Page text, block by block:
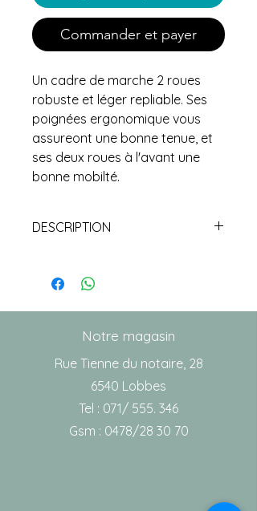
Commander et payer
Un cadre de marche 2 roues
robuste et léger repliable. Ses
poignées ergonomique vous
assureont une bonne tenue, et
ses deux roues à l'avant une
bonne mobilté.
DESCRIPTION
CARACTÉRISTIQUES :
Longueur totale : 53cm
Poignées réglables en
hauteur : 76 - 93 cm
Hauteur siège : 51cm
Largeur siège : 40 cm
Poids : 5.6 kg
Poids utilisateur : 100kg
Notre magasin
Rue Tienne du notaire, 28
6540 Lobbes
Tel : 071/ 555. 346
Gsm : 0478/28 30 70